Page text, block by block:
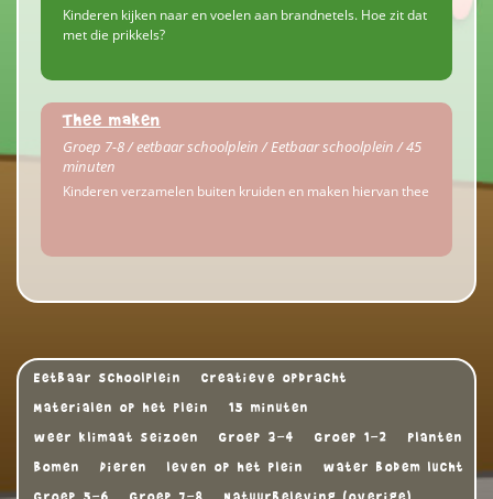
Kinderen kijken naar en voelen aan brandnetels. Hoe zit dat
met die prikkels?
Thee maken
Groep 7-8 / eetbaar schoolplein / Eetbaar schoolplein / 45
minuten
Kinderen verzamelen buiten kruiden en maken hiervan thee
Eetbaar schoolplein
Creatieve opdracht
Materialen op het plein
15 minuten
weer klimaat seizoen
Groep 3-4 Groep 1-2
Planten
Bomen
Dieren leven op het plein
water bodem lucht